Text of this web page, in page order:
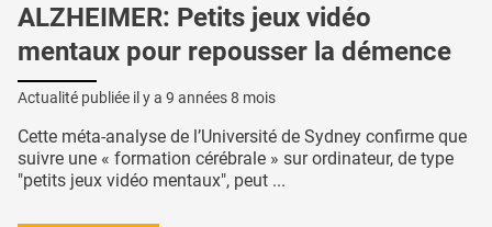
ALZHEIMER: Petits jeux vidéo
mentaux pour repousser la démence
Actualité publiée il y a 9 années 8 mois
Cette méta-analyse de l’Université de Sydney confirme que
suivre une « formation cérébrale » sur ordinateur, de type
"petits jeux vidéo mentaux", peut ...